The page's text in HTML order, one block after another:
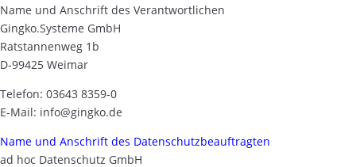
Name und Anschrift des Verantwortlichen
Gingko.Systeme GmbH
Ratstannenweg 1b
D-99425 Weimar
Telefon: 03643 8359-0
E-Mail: info@gingko.de
Name und Anschrift des Datenschutzbeauftragten
ad hoc Datenschutz GmbH